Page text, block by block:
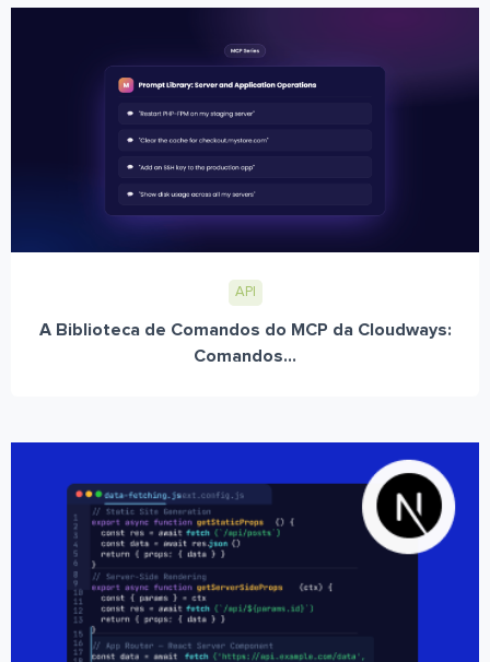
API
A Biblioteca de Comandos do MCP da Cloudways:
Comandos...